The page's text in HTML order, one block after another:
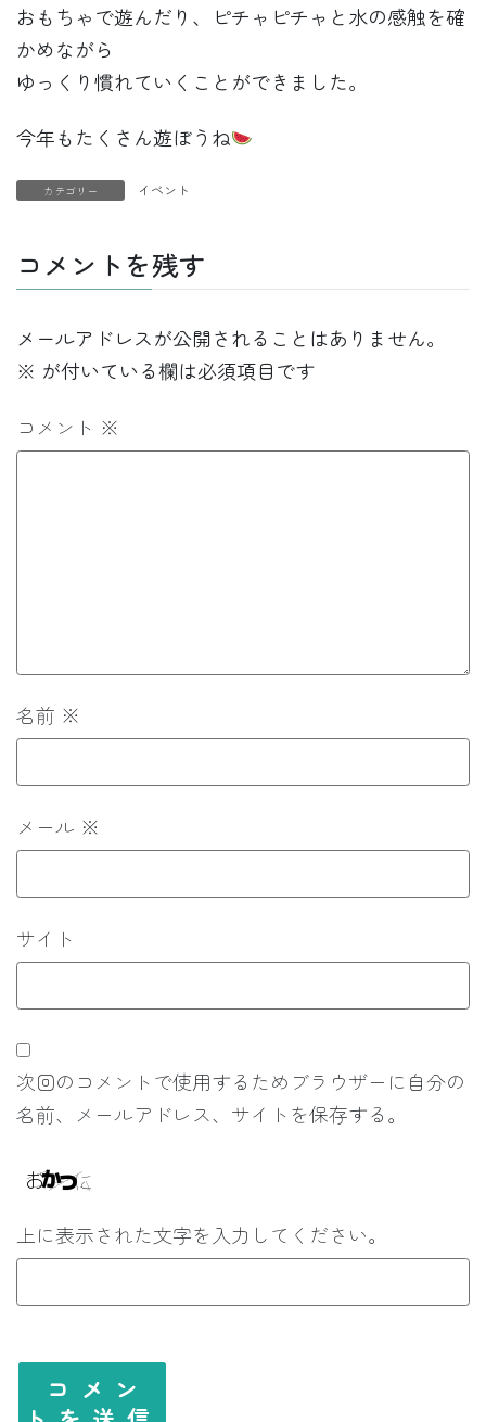
おもちゃで遊んだり、ピチャピチャと水の感触を確
かめながら
ゆっくり慣れていくことができました。
今年もたくさん遊ぼうね
カテゴリー イベント
コメントを残す
メールアドレスが公開されることはありません。
※ が付いている欄は必須項目です
コメント ※
名前 ※
メール ※
サイト
次回のコメントで使用するためブラウザーに自分の
名前、メールアドレス、サイトを保存する。
上に表示された文字を入力してください。